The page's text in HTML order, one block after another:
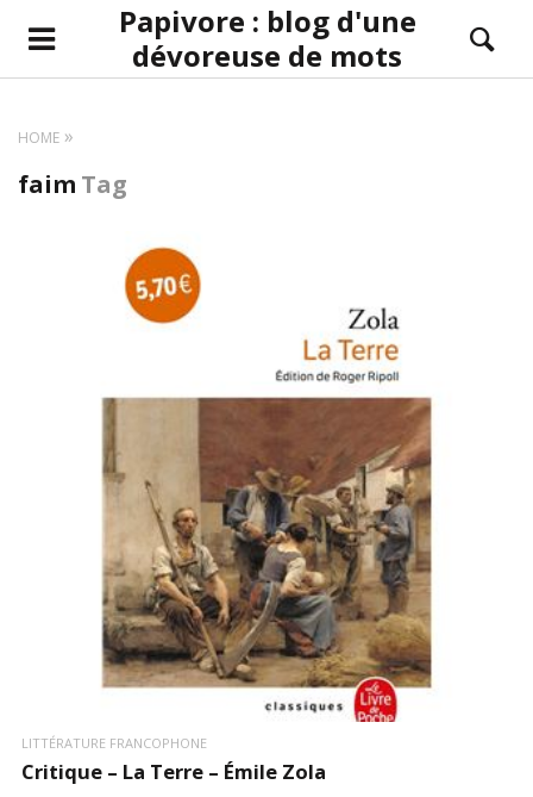
Papivore : blog d'une
dévoreuse de mots
HOME
faim Tag
LIRE LA SUITE
LITTÉRATURE FRANCOPHONE
Critique – La Terre – Émile Zola